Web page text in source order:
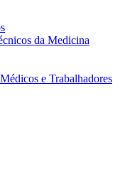
da Medicina
e Trabalhadores